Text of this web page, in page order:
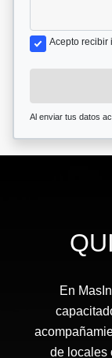
Acepto recibir
Al enviar tus datos
En
de locales